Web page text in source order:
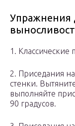
Упражнения
1. Классические
2. Приседания
стенки.
выполняйте
90 градусов.